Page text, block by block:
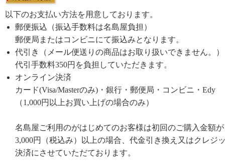
以下のお支払い方法を用意しております。
郵便振込（振込手数料は名島屋負担）
郵便局またはコンビニにて振込みとなります。
代引き（メール便送りの商品はお取り扱いできません。）
代引手数料350円を負担していただきます。
オンライン決済
カード(Visa/Masterのみ)・銀行・郵便局・コンビニ・Edy
（1,000円以上お買い上げの場合のみ）
名島屋ご利用のがはじめてのお客様は初回のご購入金額が
3,000円（税込み）以上の場合、代金引き換え又はクレジ
決済にさせていただております。